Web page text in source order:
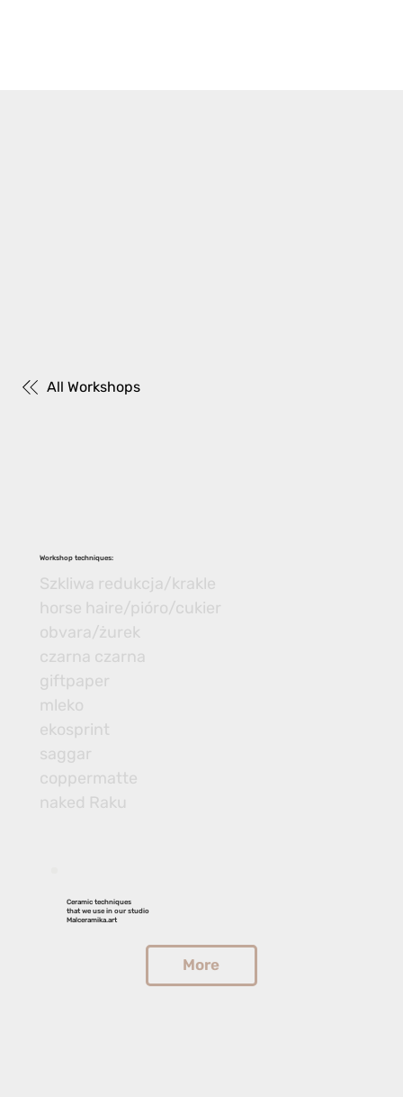
All Workshops
Workshop techniques:
Szkliwa redukcja/krakle
horse haire/pióro/cukier
obvara/żurek
czarna czarna
giftpaper
mleko
ekosprint
saggar
coppermatte
naked Raku
Ceramic techniques
that we use in our studio
Malceramika.art
More